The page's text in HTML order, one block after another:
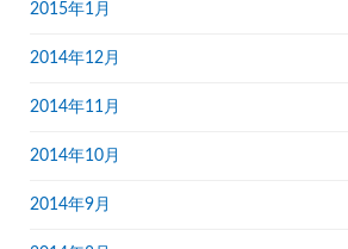
2015年1月
2014年12月
2014年11月
2014年10月
2014年9月